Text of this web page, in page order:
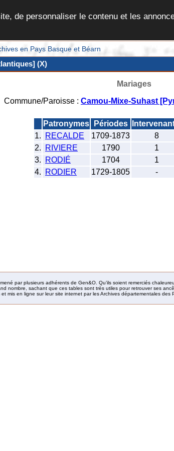
de personnaliser le contenu et les
en Pays Basque et Béarn
(X)
Mariages
Commune/Paroisse : Camou-Mixe-Suhast
Patronymes Périodes
1.
RECALDE 1709-1873 8
2.
RIVIERE 1790 1
3.
RODIÉ 1704 1
4.
RODIER 1729-1805 -
par plusieurs adhérents de Gen&O. Qu’ils soient remerciés
nombre, sachant que ces tables sont très utiles pour retrouver ses
mis en ligne sur leur site internet par les Archives départementales des